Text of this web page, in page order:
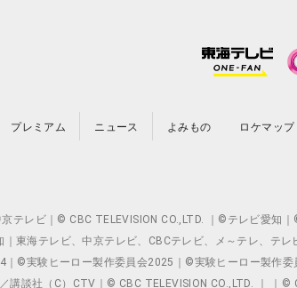
プレミアム ニュース よみもの ロケマップ
テレビ｜© CBC TELEVISION CO.,LTD. ｜©テレビ愛知
｜東海テレビ、中京テレビ、CBCテレビ、メ～テレ、
©実験ヒーロー製作委員会2025｜©実験ヒーロー製作
講談社（C）CTV｜© CBC TELEVISION CO.,LTD. ｜ ｜